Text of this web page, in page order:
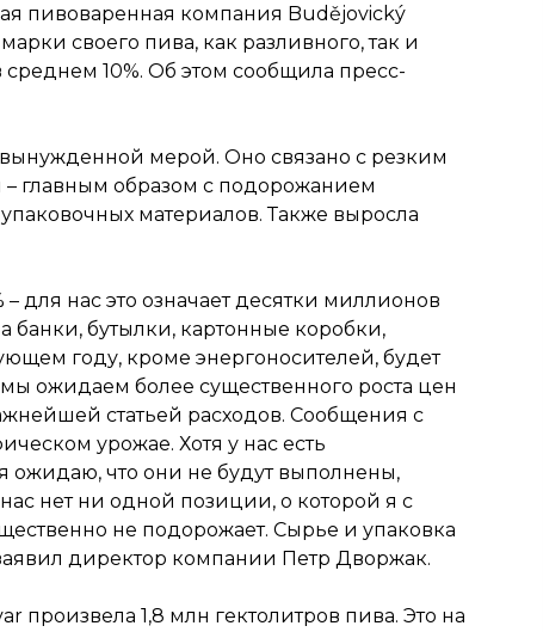
пивоваренная компания Budějovický
своего пива, как разливного, так и
10%. Об этом сообщила пресс-
мерой. Оно связано с резким
главным образом с подорожанием
материалов. Также выросла
для нас это означает десятки миллионов
банки, бутылки, картонные коробки,
году, кроме энергоносителей, будет
ожидаем более существенного роста цен
статьей расходов. Сообщения с
урожае. Хотя у нас есть
ожидаю, что они не будут выполнены,
нет ни одной позиции, о которой я с
не подорожает. Сырье и упаковка
директор компании Петр Дворжак.
произвела 1,8 млн гектолитров пива. Это на